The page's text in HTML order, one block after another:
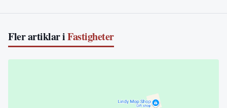
Fler artiklar iFastigheter